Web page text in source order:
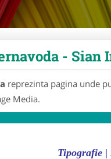
- Sian
reprezinta pagina unde
Media.
Tipografie |